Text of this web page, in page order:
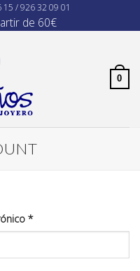
15 / 926 32 09 01
de 60€
0
*